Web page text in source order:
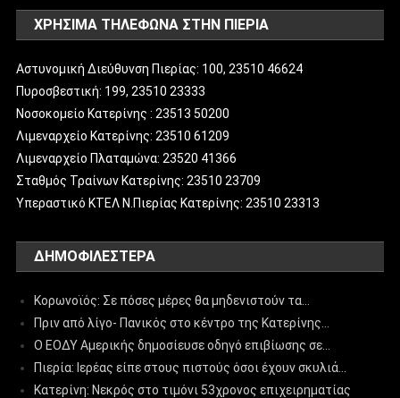
ΧΡΗΣΙΜΑ ΤΗΛΕΦΩΝΑ ΣΤΗΝ ΠΙΕΡΙΑ
Αστυνομική Διεύθυνση Πιερίας: 100, 23510 46624
Πυροσβεστική: 199, 23510 23333
Νοσοκομείο Κατερίνης : 23513 50200
Λιμεναρχείο Κατερίνης: 23510 61209
Λιμεναρχείο Πλαταμώνα: 23520 41366
Σταθμός Τραίνων Κατερίνης: 23510 23709
Υπεραστικό ΚΤΕΛ Ν.Πιερίας Κατερίνης: 23510 23313
ΔΗΜΟΦΙΛΈΣΤΕΡΑ
Κορωνοϊός: Σε πόσες μέρες θα μηδενιστούν τα…
Πριν από λίγο- Πανικός στο κέντρο της Κατερίνης…
Ο ΕΟΔΥ Αμερικής δημοσίευσε οδηγό επιβίωσης σε…
Πιερία: Ιερέας είπε στους πιστούς όσοι έχουν σκυλιά…
Κατερίνη: Νεκρός στο τιμόνι 53χρονος επιχειρηματίας